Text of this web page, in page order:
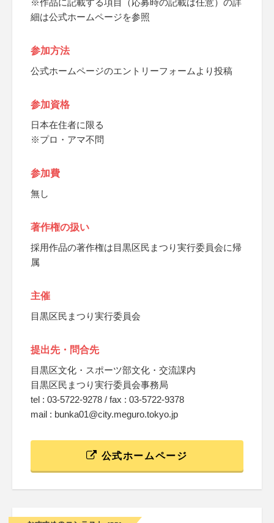
※作品に記載する項目（応募時の記載は任意）の詳
細は公式ホームページを参照
参加方法
公式ホームページのエントリーフォームより投稿
参加資格
日本在住者に限る
※プロ・アマ不問
参加費
無し
著作権の扱い
採用作品の著作権は目黒区民まつり実行委員会に帰
属
主催
目黒区民まつり実行委員会
提出先・問合先
目黒区文化・スポーツ部文化・交流課内
目黒区民まつり実行委員会事務局
tel : 03-5722-9278 / fax : 03-5722-9378
mail : bunka01@city.meguro.tokyo.jp
公式ホームページ